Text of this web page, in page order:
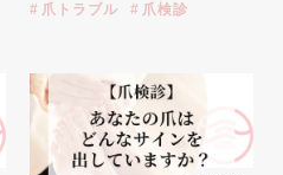
爪トラブル
爪検診